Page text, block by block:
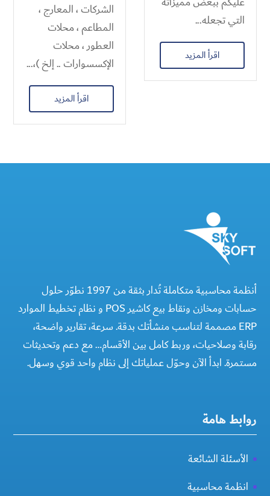
الشركات ، المعارج ،
المطاعم ، محلات
العطور ، محلات
الإكسسوارات .. إلخ )،...
اقرأ المزيد
التي تجعله...
اقرأ المزيد
أنظمة محاسبية متكاملة تُدار بثقة من 1997 نطوّر حلول
حسابات ومخازن ونقاط بيع كاشير POS و نظام تخطيط الموارد
ERP مصممة لتناسب منشأتك بدقة. سرعة، تقارير واضحة،
رقابة وصلاحيات، وربط كامل بين الأقسام… مع دعم وتحديثات
مستمرة. ابدأ الآن وحوّل عملياتك إلى نظام واحد قوي وسهل.
روابط هامة
الأسئلة الشائعة
انظمة محاسبية